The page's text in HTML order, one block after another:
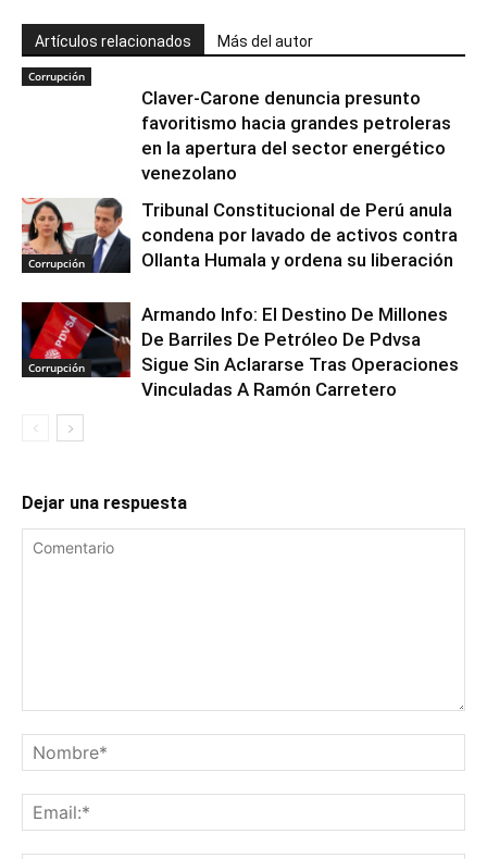
Artículos relacionados Más del autor
Corrupción
Claver-Carone denuncia presunto
favoritismo hacia grandes petroleras
en la apertura del sector energético
venezolano
Corrupción
Tribunal Constitucional de Perú anula
condena por lavado de activos contra
Ollanta Humala y ordena su liberación
Corrupción
Armando Info: El Destino De Millones
De Barriles De Petróleo De Pdvsa
Sigue Sin Aclararse Tras Operaciones
Vinculadas A Ramón Carretero
Dejar una respuesta